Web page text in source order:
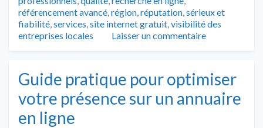
référencement avancé,région,réputation,sérieux et
fiabilité,services,site internet gratuit,visibilité des
entreprises locales
Laisser un commentaire
Guide pratique pour optimiser
votre présence sur un annuaire
en ligne